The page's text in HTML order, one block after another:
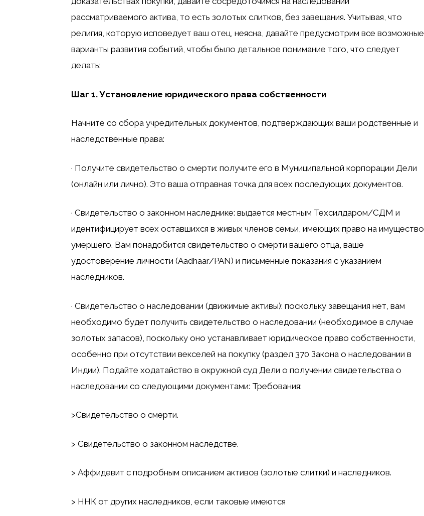
рассматриваемого актива, то есть золотых слитков, без завещания. Учитывая, что
религия, которую исповедует ваш отец, неясна, давайте предусмотрим все возможные
варианты развития событий, чтобы было детальное понимание того, что следует
делать:
Шаг 1. Установление юридического права собственности
Начните со сбора учредительных документов, подтверждающих ваши родственные и
наследственные права:
· Получите свидетельство о смерти: получите его в Муниципальной корпорации Дели
(онлайн или лично). Это ваша отправная точка для всех последующих документов.
· Свидетельство о законном наследнике: выдается местным Техсилдаром/СДМ и
идентифицирует всех оставшихся в живых членов семьи, имеющих право на имущество
умершего. Вам понадобится свидетельство о смерти вашего отца, ваше
удостоверение личности (Aadhaar/PAN) и письменные показания с указанием
наследников.
· Свидетельство о наследовании (движимые активы): поскольку завещания нет, вам
необходимо будет получить свидетельство о наследовании (необходимое в случае
золотых запасов), поскольку оно устанавливает юридическое право собственности,
особенно при отсутствии векселей на покупку (раздел 370 Закона о наследовании в
Индии). Подайте ходатайство в окружной суд Дели о получении свидетельства о
наследовании со следующими документами: Требования:
>Свидетельство о смерти.
> Свидетельство о законном наследстве.
> Аффидевит с подробным описанием активов (золотые слитки) и наследников.
> ННК от других наследников, если таковые имеются